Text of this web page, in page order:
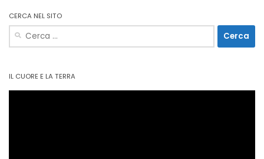
CERCA NEL SITO
Ricerca
per:
IL CUORE E LA TERRA